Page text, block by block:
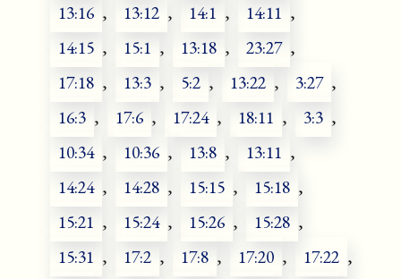
13:16 , 13:12 , 14:1 , 14:11 ,
14:15 , 15:1 , 13:18 , 23:27 ,
17:18 , 13:3 , 5:2 , 13:22 , 3:27 ,
16:3 , 17:6 , 17:24 , 18:11 , 3:3 ,
10:34 , 10:36 , 13:8 , 13:11 ,
14:24 , 14:28 , 15:15 , 15:18 ,
15:21 , 15:24 , 15:26 , 15:28 ,
15:31 , 17:2 , 17:8 , 17:20 , 17:22 ,